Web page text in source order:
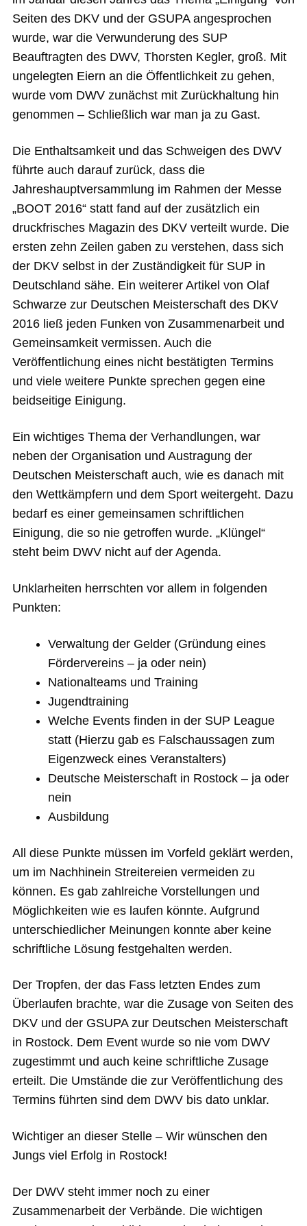
Seiten des DKV und der GSUPA angesprochen
wurde, war die Verwunderung des SUP
Beauftragten des DWV, Thorsten Kegler, groß. Mit
ungelegten Eiern an die Öffentlichkeit zu gehen,
wurde vom DWV zunächst mit Zurückhaltung hin
genommen – Schließlich war man ja zu Gast.
Die Enthaltsamkeit und das Schweigen des DWV
führte auch darauf zurück, dass die
Jahreshauptversammlung im Rahmen der Messe
„BOOT 2016“ statt fand auf der zusätzlich ein
druckfrisches Magazin des DKV verteilt wurde. Die
ersten zehn Zeilen gaben zu verstehen, dass sich
der DKV selbst in der Zuständigkeit für SUP in
Deutschland sähe. Ein weiterer Artikel von Olaf
Schwarze zur Deutschen Meisterschaft des DKV
2016 ließ jeden Funken von Zusammenarbeit und
Gemeinsamkeit vermissen. Auch die
Veröffentlichung eines nicht bestätigten Termins
und viele weitere Punkte sprechen gegen eine
beidseitige Einigung.
Ein wichtiges Thema der Verhandlungen, war
neben der Organisation und Austragung der
Deutschen Meisterschaft auch, wie es danach mit
den Wettkämpfern und dem Sport weitergeht. Dazu
bedarf es einer gemeinsamen schriftlichen
Einigung, die so nie getroffen wurde. „Klüngel“
steht beim DWV nicht auf der Agenda.
Unklarheiten herrschten vor allem in folgenden
Punkten:
Verwaltung der Gelder (Gründung eines
Fördervereins – ja oder nein)
Nationalteams und Training
Jugendtraining
Welche Events finden in der SUP League
statt (Hierzu gab es Falschaussagen zum
Eigenzweck eines Veranstalters)
Deutsche Meisterschaft in Rostock – ja oder
nein
Ausbildung
All diese Punkte müssen im Vorfeld geklärt werden,
um im Nachhinein Streitereien vermeiden zu
können. Es gab zahlreiche Vorstellungen und
Möglichkeiten wie es laufen könnte. Aufgrund
unterschiedlicher Meinungen konnte aber keine
schriftliche Lösung festgehalten werden.
Der Tropfen, der das Fass letzten Endes zum
Überlaufen brachte, war die Zusage von Seiten des
DKV und der GSUPA zur Deutschen Meisterschaft
in Rostock. Dem Event wurde so nie vom DWV
zugestimmt und auch keine schriftliche Zusage
erteilt. Die Umstände die zur Veröffentlichung des
Termins führten sind dem DWV bis dato unklar.
Wichtiger an dieser Stelle – Wir wünschen den
Jungs viel Erfolg in Rostock!
Der DWV steht immer noch zu einer
Zusammenarbeit der Verbände. Die wichtigen